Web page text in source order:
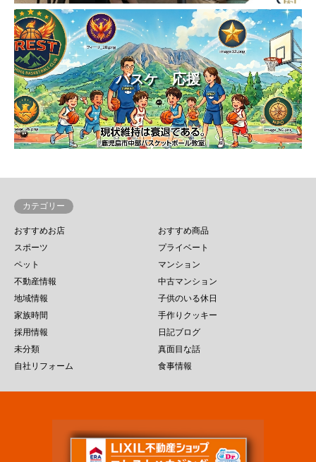
バスケ 応援
カテゴリー
おすすめお店
おすすめ商品
スポーツ
プライベート
ペット
マンション
不動産情報
中古マンション
地域情報
子供のいる休日
家族時間
手作りクッキー
採用情報
日記ブログ
未分類
真面目な話
自社リフォーム
食事情報